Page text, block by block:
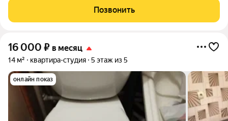
Позвонить
16 000 ₽ в месяц
14 м² квартира-студия 5 этаж из 5
онлайн показ